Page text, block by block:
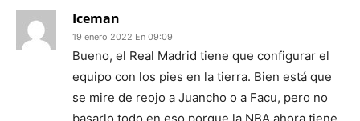
Iceman
19 enero 2022 En 09:09
Bueno, el Real Madrid tiene que configurar el
equipo con los pies en la tierra. Bien está que
se mire de reojo a Juancho o a Facu, pero no